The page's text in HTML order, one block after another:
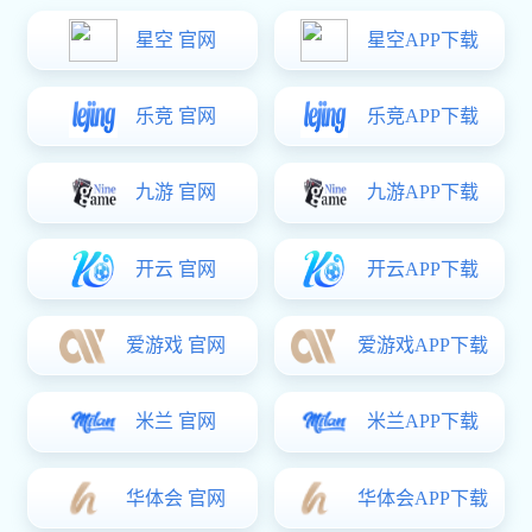
千斤顶和汽车举升机通过欧盟CE
千斤顶和汽车举升机通过欧盟CE 认证